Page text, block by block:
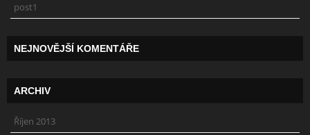
post1
NEJNOVĚJŠÍ KOMENTÁŘE
ARCHIV
Říjen 2013